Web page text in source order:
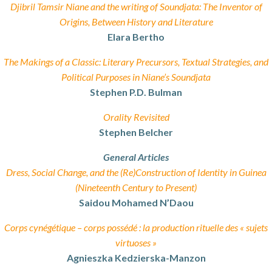
Djibril Tamsir Niane and the writing of Soundjata: The Inventor of
Origins, Between History and Literature
Elara Bertho
The Makings of a Classic: Literary Precursors, Textual Strategies, and
Political Purposes in Niane’s Soundjata
Stephen P.D. Bulman
Orality Revisited
Stephen Belcher
General Articles
Dress, Social Change, and the (Re)Construction of Identity in Guinea
(Nineteenth Century to Present)
Saidou Mohamed N’Daou
Corps cynégétique – corps possédé : la production rituelle des « sujets
virtuoses »
Agnieszka Kedzierska-Manzon